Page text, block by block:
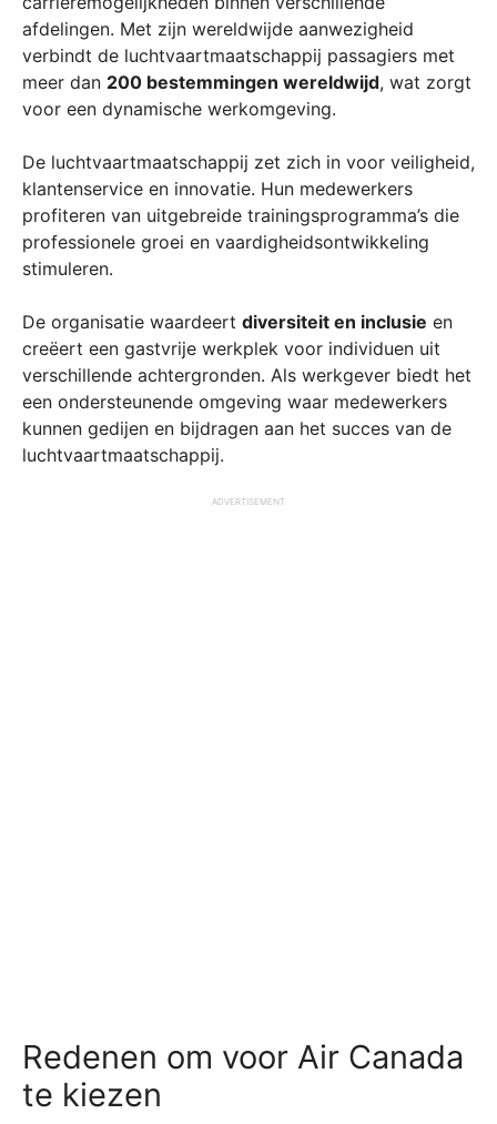
afdelingen. Met zijn wereldwijde aanwezigheid
verbindt de luchtvaartmaatschappij passagiers met
meer dan 200 bestemmingen wereldwijd, wat zorgt
voor een dynamische werkomgeving.
De luchtvaartmaatschappij zet zich in voor veiligheid,
klantenservice en innovatie. Hun medewerkers
profiteren van uitgebreide trainingsprogramma’s die
professionele groei en vaardigheidsontwikkeling
stimuleren.
De organisatie waardeert diversiteit en inclusie en
creëert een gastvrije werkplek voor individuen uit
verschillende achtergronden. Als werkgever biedt het
een ondersteunende omgeving waar medewerkers
kunnen gedijen en bijdragen aan het succes van de
luchtvaartmaatschappij.
ADVERTISEMENT
Redenen om voor Air Canada
te kiezen